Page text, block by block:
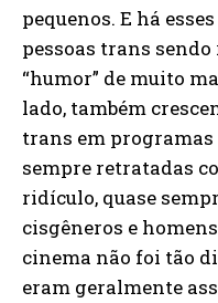
pequenos. E há
pessoas trans
“humor” de muito
lado, também
trans em programas
sempre retratadas
ridículo, quase
cisgêneros e
cinema não foi tão
eram geralmente